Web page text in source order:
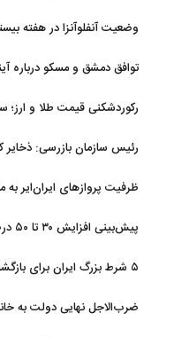
وضعیت آنفلوآنزا در هفته
توافق دمشق و مسکو درباره
رکوردشکنی قیمت طلا و ارز؛ سکه طرح جدید
رئیس سازمان بازرسی: ذخایر
ظرفیت پروازهای ایران‌ایر
۵ شرط بزرگ ایران برای بازگشایی تنگه هرمز/ وال‌استریت ژورنال خبر داد
ضرب‌الاجل نهایی دولت به